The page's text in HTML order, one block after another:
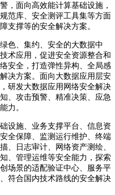
，面向高效能计算基础设施，
范库、安全测评工具集等方面
支撑等的安全解决方案。
色、集约、安全的大数据中
术应用，促进安全资源整合和
安全，打造弹性异构、全局感
决方案。面向大数据应用层安
研发大数据应用网络安全解决
、攻击预警、精准决策、应急
力。
设施、业务支撑平台、信息资
全保障、监测运行维护、终端
、日志审计、网络资产测绘、
、管理运维等安全能力，探索
场景的适配验证中心、服务平
符合国内技术路线的安全解决